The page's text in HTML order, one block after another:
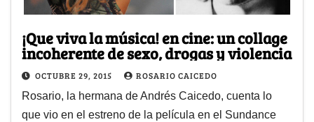
¡Que viva la música! en cine: un collage
incoherente de sexo, drogas y violencia
OCTUBRE 29, 2015 ROSARIO CAICEDO
Rosario, la hermana de Andrés Caicedo, cuenta lo
que vio en el estreno de la película en el Sundance